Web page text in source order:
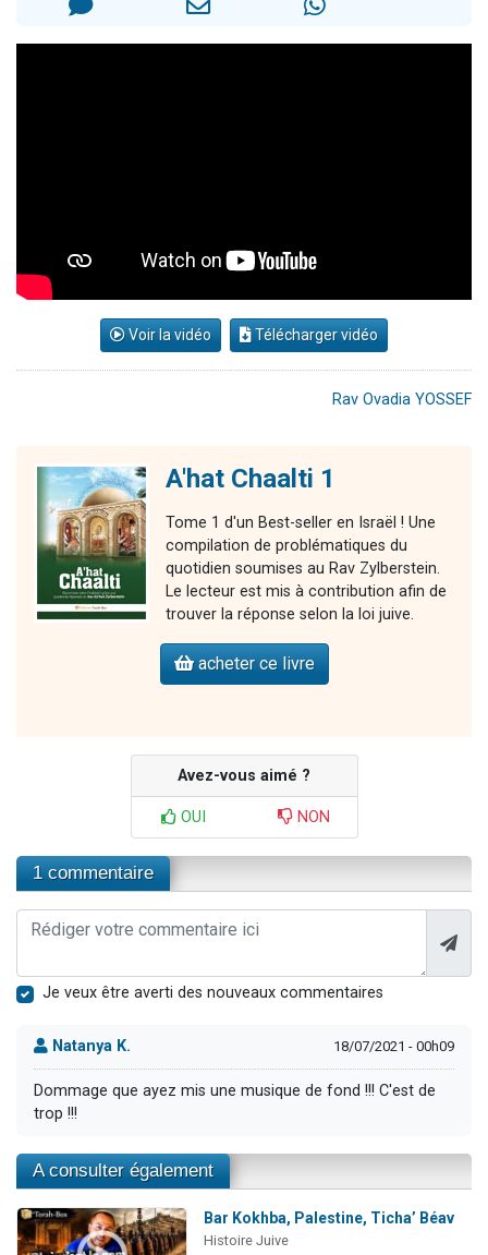
Voir la vidéo Télécharger vidéo
Rav Ovadia YOSSEF
A'hat Chaalti 1
Tome 1 d'un Best-seller en Israël ! Une
compilation de problématiques du
quotidien soumises au Rav Zylberstein.
Le lecteur est mis à contribution afin de
trouver la réponse selon la loi juive.
acheter ce livre
Avez-vous aimé ?
OUI NON
1 commentaire
Je veux être averti des nouveaux commentaires
Natanya K. 18/07/2021 - 00h09
Dommage que ayez mis une musique de fond !!! C'est de
trop !!!
A consulter également
Bar Kokhba, Palestine, Ticha’ Béav
Histoire Juive